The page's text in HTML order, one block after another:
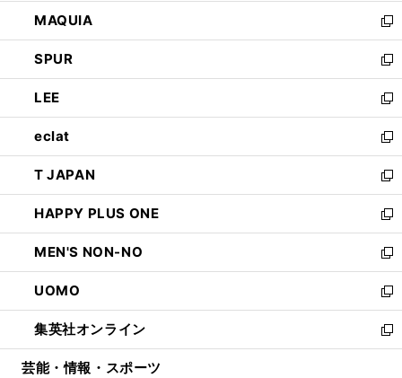
ド
ウ
で
開
く
ウ
ィ
ン
ド
ウ
で
開
く
し
い
ウ
ィ
ン
ド
ウ
で
開
く
MAQUIA
新
し
い
ウ
ィ
ン
ド
ウ
で
開
く
SPUR
新
し
い
ウ
ィ
ン
ド
ウ
で
開
く
LEE
新
し
い
ウ
ィ
ン
ド
ウ
で
開
く
eclat
新
し
い
ウ
ィ
ン
ド
ウ
で
開
く
T JAPAN
新
し
い
ウ
ィ
ン
ド
ウ
で
開
HAPPY PLUS ONE
新
し
い
ウ
ィ
ン
ド
ウ
MEN'S NON-NO
新
し
い
ウ
ィ
ン
UOMO
新
し
い
ウ
集英社オンライン
新
し
芸能・情報・スポーツ